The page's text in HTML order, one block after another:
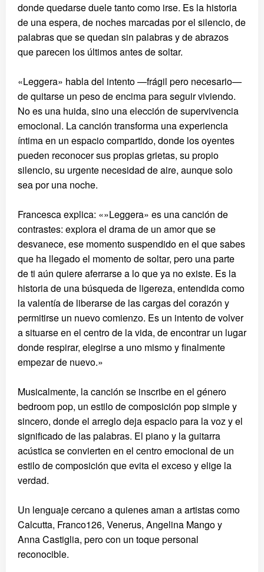
donde quedarse duele tanto como irse. Es la historia
de una espera, de noches marcadas por el silencio, de
palabras que se quedan sin palabras y de abrazos
que parecen los últimos antes de soltar.
«Leggera» habla del intento —frágil pero necesario—
de quitarse un peso de encima para seguir viviendo.
No es una huida, sino una elección de supervivencia
emocional. La canción transforma una experiencia
íntima en un espacio compartido, donde los oyentes
pueden reconocer sus propias grietas, su propio
silencio, su urgente necesidad de aire, aunque solo
sea por una noche.
Francesca explica: «»Leggera» es una canción de
contrastes: explora el drama de un amor que se
desvanece, ese momento suspendido en el que sabes
que ha llegado el momento de soltar, pero una parte
de ti aún quiere aferrarse a lo que ya no existe. Es la
historia de una búsqueda de ligereza, entendida como
la valentía de liberarse de las cargas del corazón y
permitirse un nuevo comienzo. Es un intento de volver
a situarse en el centro de la vida, de encontrar un lugar
donde respirar, elegirse a uno mismo y finalmente
empezar de nuevo.»
Musicalmente, la canción se inscribe en el género
bedroom pop, un estilo de composición pop simple y
sincero, donde el arreglo deja espacio para la voz y el
significado de las palabras. El piano y la guitarra
acústica se convierten en el centro emocional de un
estilo de composición que evita el exceso y elige la
verdad.
Un lenguaje cercano a quienes aman a artistas como
Calcutta, Franco126, Venerus, Angelina Mango y
Anna Castiglia, pero con un toque personal
reconocible.